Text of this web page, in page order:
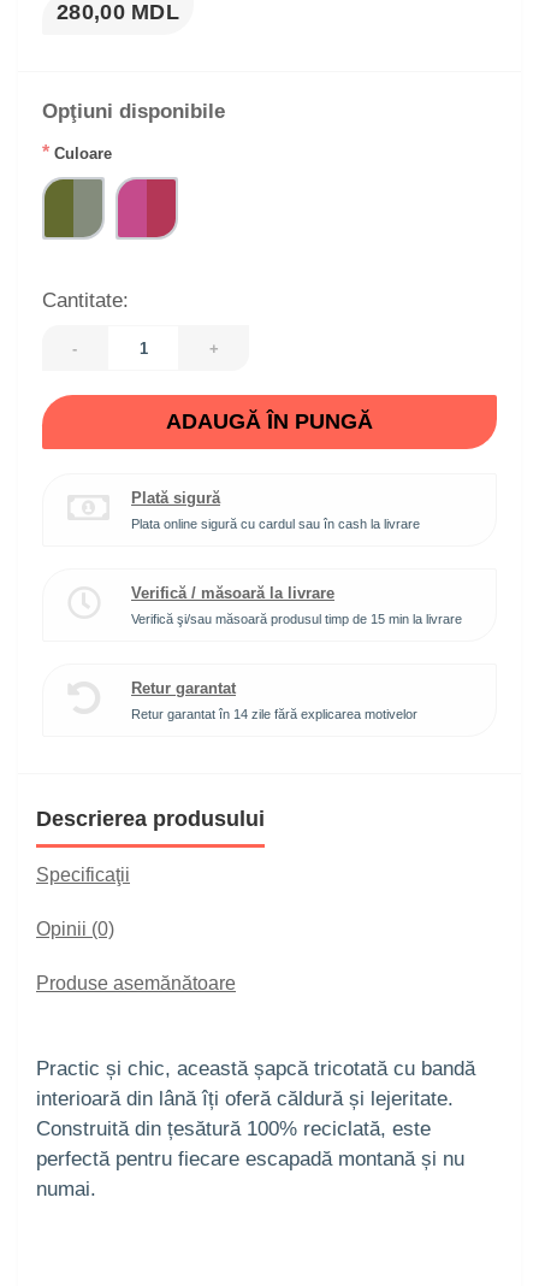
280,00 MDL
Opţiuni disponibile
* Culoare
Cantitate:
- +
ADAUGĂ ÎN PUNGĂ
Plată sigură
Plata online sigură cu cardul sau în cash la livrare
Verifică / măsoară la livrare
Verifică şi/sau măsoară produsul timp de 15 min la livrare
Retur garantat
Retur garantat în 14 zile fără explicarea motivelor
Descrierea produsului
Specificaţii
Opinii (0)
Produse asemănătoare
Practic și chic, această șapcă tricotată cu bandă
interioară din lână îți oferă căldură și lejeritate.
Construită din țesătură 100% reciclată, este
perfectă pentru fiecare escapadă montană și nu
numai.